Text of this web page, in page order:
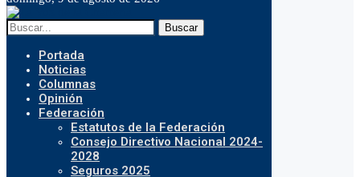
Buscar
Portada
Noticias
Columnas
Opinión
Federación
Estatutos de la Federación
Consejo Directivo Nacional 2024-
2028
Seguros 2025